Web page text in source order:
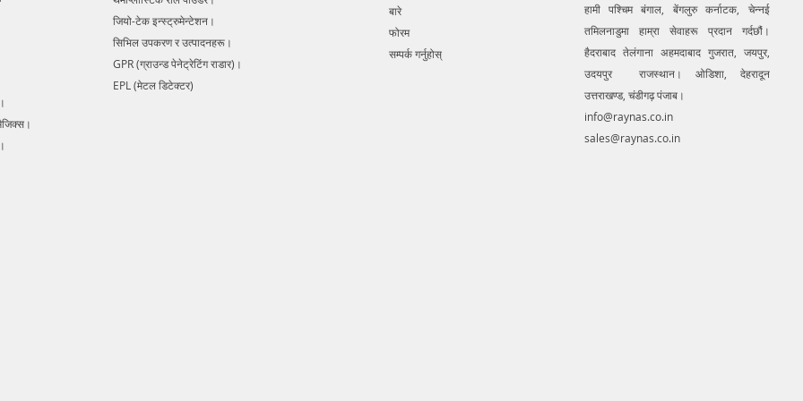
avoidance.. We provide consolidated
complete solution to create detailed
digital mapping of underground utility
lines in GIS platform.This exercise helps
damage avoidance. Ground Penetrating
जियो-टेक इन्स्ट्रुमेन्टेशन।
सिभिल उपकरण र उत्पादनहरू।
GPR (ग्राउन्ड पेनेट्रेटिंग राडार)।
EPL (मेटल डिटेक्टर)
बारे
फोरम
सम्पर्क गर्नुहोस्
हामी पश्चिम बंगाल, बेंगलुरु कर्नाटक, चेन्नई
तमिलनाडुमा हाम्रा सेवाहरू प्रदान गर्दछौं।
हैदराबाद तेलंगाना अहमदाबाद गुजरात, जयपुर,
उदयपुर राजस्थान। ओडिशा, देहरादून
उत्तराखण्ड, चंडीगढ़ पंजाब।
info@raynas.co.in
sales@raynas.co.in